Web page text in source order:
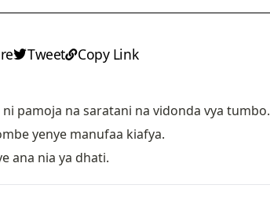
Tweet Copy Link
pamoja na saratani na vidonda vya tumbo.
yenye manufaa kiafya.
ana nia ya dhati.